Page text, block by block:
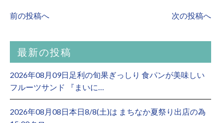
前の投稿へ 次の投稿へ
最新の投稿
2026年08月09日足利の旬果ぎっしり 食パンが美味しい
フルーツサンド 『まいに…
2026年08月08日本日8/8(土)は まちなか夏祭り出店の為